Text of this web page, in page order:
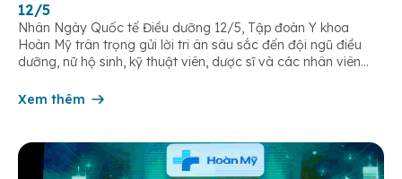
12/5
Nhân Ngày Quốc tế Điều dưỡng 12/5, Tập đoàn Y khoa
Hoàn Mỹ trân trọng gửi lời tri ân sâu sắc đến đội ngũ điều
dưỡng, nữ hộ sinh, kỹ thuật viên, dược sĩ và các nhân viên
âm thầm đồng hành trên […]
Xem thêm